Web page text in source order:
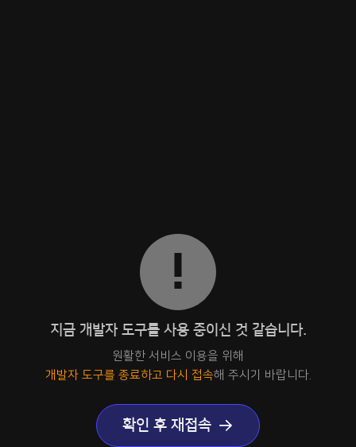
지금 개발자 도구를 사용 중이신 것 같습니다.
원활한 서비스 이용을 위해
개발자 도구를 종료하고 다시 접속해 주시기 바랍니다.
확인 후 재접속